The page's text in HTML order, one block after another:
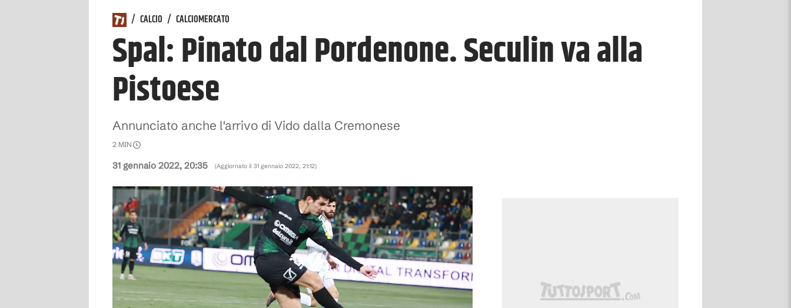
/ CALCIO / CALCIOMERCATO
Spal: Pinato dal Pordenone. Seculin va alla
Pistoese
Annunciato anche l'arrivo di Vido dalla Cremonese
31 gennaio 2022, 20:35 (Aggiornato il 31 gennaio 2022, 21:12)
2 MIN